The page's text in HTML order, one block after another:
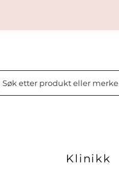
Søk etter produkt eller merke
Klinikk